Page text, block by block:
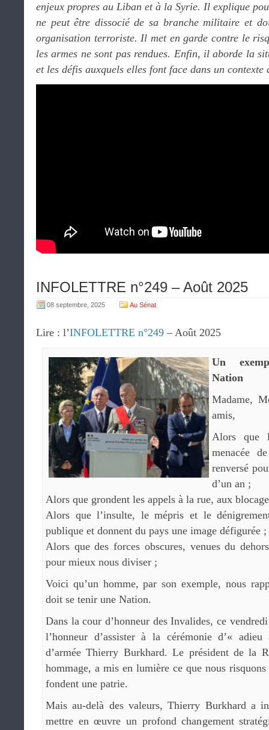
enjeux propres au Liban et à la Syrie. Il explique
ne peut être dissocié de sa branche militaire et
organisation terroriste. Il met en garde contre le
les armes ne sont pas rendues. Enfin, il aborde la
et les défis auxquels elles font face dans un
INFOLETTRE n°249 – Août 2025
08 septembre, 2025 Au Sénat
Lire : l’INFOLETTRE n°249 – Août 2025
Un
Nation
Madame,
amis,
Alors que
menacée
renversé
d’un an ;
Alors que grondent les appels à la rue, aux
Alors que l’insulte, le mépris et le
publique et donnent du pays une image défigurée ;
Alors que des forces obscures, venues du
pour mieux nous diviser ;
Voici qu’un homme, par son exemple, nous
doit se tenir une Nation.
Dans la cour d’honneur des Invalides, ce
l’honneur d’assister à la cérémonie d’«
d’armée Thierry Burkhard. Le président de la
hommage, a mis en lumière ce que nous
fondent une patrie.
Mais au-delà des valeurs, Thierry Burkhard a
mettre en œuvre un profond changement